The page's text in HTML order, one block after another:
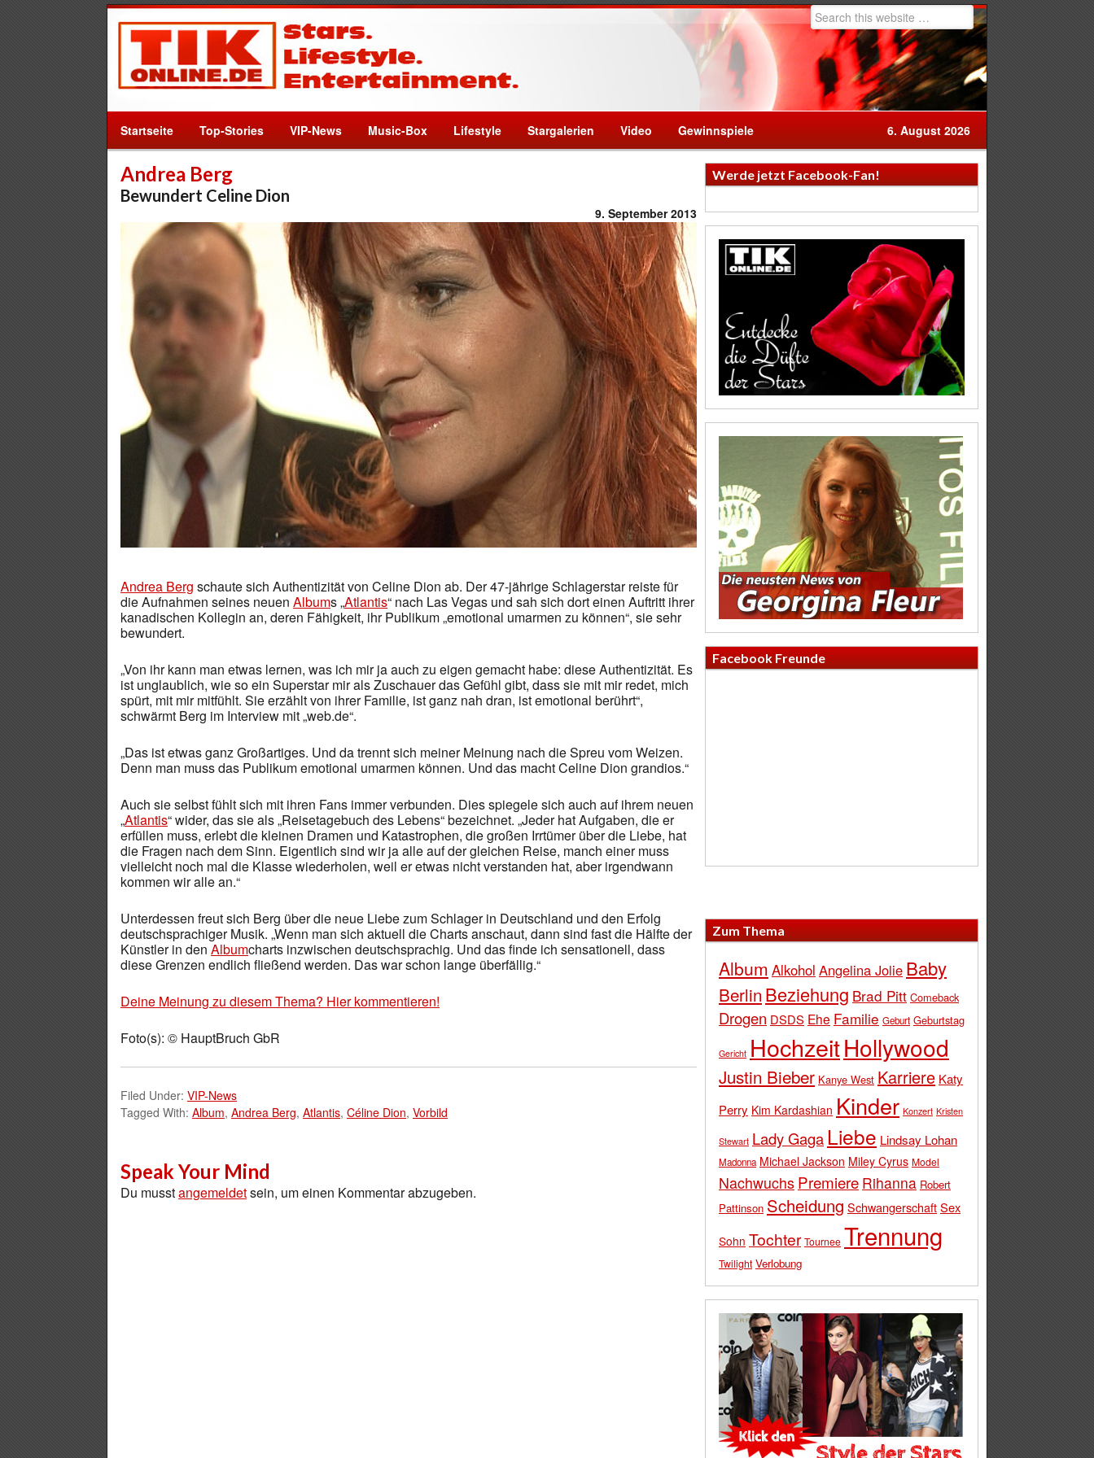
Startseite Top-Stories VIP-News Music-Box Lifestyle Stargalerien Video Gewinnspiele 6. August 2026
Andrea Berg
Bewundert Celine Dion
9. September 2013
Andrea Berg schaute sich Authentizität von Celine Dion ab. Der 47-jährige Schlagerstar reiste für
die Aufnahmen seines neuen Albums „Atlantis“ nach Las Vegas und sah sich dort einen Auftritt ihrer
kanadischen Kollegin an, deren Fähigkeit, ihr Publikum „emotional umarmen zu können“, sie sehr
bewundert.
„Von ihr kann man etwas lernen, was ich mir ja auch zu eigen gemacht habe: diese Authentizität. Es
ist unglaublich, wie so ein Superstar mir als Zuschauer das Gefühl gibt, dass sie mit mir redet, mich
spürt, mit mir mitfühlt. Sie erzählt von ihrer Familie, ist ganz nah dran, ist emotional berührt“,
schwärmt Berg im Interview mit „web.de“.
„Das ist etwas ganz Großartiges. Und da trennt sich meiner Meinung nach die Spreu vom Weizen.
Denn man muss das Publikum emotional umarmen können. Und das macht Celine Dion grandios.“
Auch sie selbst fühlt sich mit ihren Fans immer verbunden. Dies spiegele sich auch auf ihrem neuen
„Atlantis“ wider, das sie als „Reisetagebuch des Lebens“ bezeichnet. „Jeder hat Aufgaben, die er
erfüllen muss, erlebt die kleinen Dramen und Katastrophen, die großen Irrtümer über die Liebe, hat
die Fragen nach dem Sinn. Eigentlich sind wir ja alle auf der gleichen Reise, manch einer muss
vielleicht noch mal die Klasse wiederholen, weil er etwas nicht verstanden hat, aber irgendwann
kommen wir alle an.“
Unterdessen freut sich Berg über die neue Liebe zum Schlager in Deutschland und den Erfolg
deutschsprachiger Musik. „Wenn man sich aktuell die Charts anschaut, dann sind fast die Hälfte der
Künstler in den Albumcharts inzwischen deutschsprachig. Und das finde ich sensationell, dass
diese Grenzen endlich fließend werden. Das war schon lange überfällig.“
Deine Meinung zu diesem Thema? Hier kommentieren!
Foto(s): © HauptBruch GbR
Filed Under: VIP-News
Tagged With: Album, Andrea Berg, Atlantis, Céline Dion, Vorbild
Speak Your Mind
Du musstangemeldetsein, um einen Kommentar abzugeben.
Werde jetzt Facebook-Fan!
Facebook Freunde
Zum Thema
Album Alkohol Angelina Jolie Baby
Berlin Beziehung Brad Pitt Comeback
Drogen DSDS Ehe Familie Geburt Geburtstag
Gericht HochzeitHollywood
Justin Bieber Kanye West Karriere Katy
Perry Kim Kardashian Kinder Konzert Kristen
Stewart Lady Gaga Liebe Lindsay Lohan
Madonna Michael Jackson Miley Cyrus Model
Nachwuchs Premiere Rihanna Robert
Pattinson Scheidung SchwangerschaftSex
Sohn Tochter Tournee Trennung
Twilight Verlobung